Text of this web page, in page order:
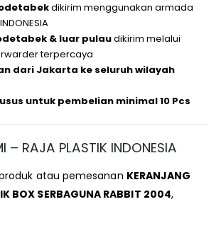
dikirim menggunakan armada
& luar pulaudikirim melalui
terpercaya
dari Jakarta ke seluruh wilayah
untuk pembelian minimal 10 Pcs
– RAJA PLASTIK INDONESIA
atau pemesanan KERANJANG
BOX SERBAGUNA RABBIT 2004,